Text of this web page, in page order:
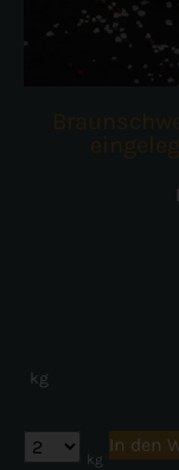
kg
kg
In den